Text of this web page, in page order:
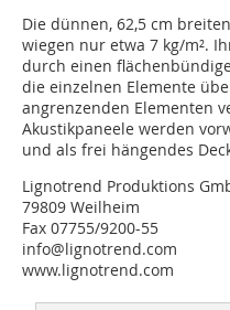
Die dünnen, 62,5 cm
wiegen nur etwa 7 kg/m².
durch einen
die einzelnen Elemente
angrenzenden Elementen
Akustikpaneele werden
und als frei hängendes
Lignotrend Produktions
79809 Weilheim
Fax 07755/9200-55
info@lignotrend.com
www.lignotrend.com